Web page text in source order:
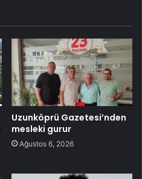
Uzunköprü Gazetesi’nden
mesleki gurur
Ağustos 6, 2026